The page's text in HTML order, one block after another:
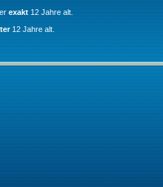
exakt12 Jahre alt.
12 Jahre alt.